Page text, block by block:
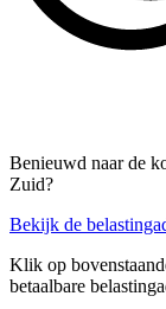
Benieuwd naar de
Zuid?
Bekijk de
Klik op
betaalbare